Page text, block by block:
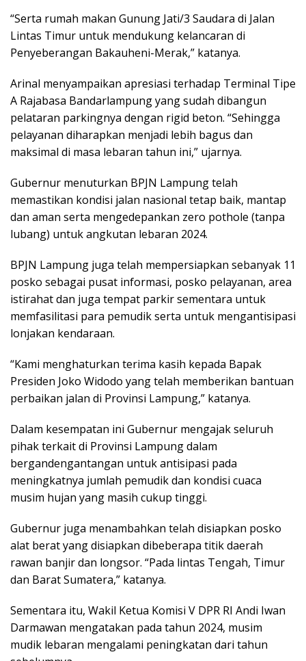
“Serta rumah makan Gunung Jati/3 Saudara di Jalan
Lintas Timur untuk mendukung kelancaran di
Penyeberangan Bakauheni-Merak,” katanya.
Arinal menyampaikan apresiasi terhadap Terminal Tipe
A Rajabasa Bandarlampung yang sudah dibangun
pelataran parkingnya dengan rigid beton. “Sehingga
pelayanan diharapkan menjadi lebih bagus dan
maksimal di masa lebaran tahun ini,” ujarnya.
Gubernur menuturkan BPJN Lampung telah
memastikan kondisi jalan nasional tetap baik, mantap
dan aman serta mengedepankan zero pothole (tanpa
lubang) untuk angkutan lebaran 2024.
BPJN Lampung juga telah mempersiapkan sebanyak 11
posko sebagai pusat informasi, posko pelayanan, area
istirahat dan juga tempat parkir sementara untuk
memfasilitasi para pemudik serta untuk mengantisipasi
lonjakan kendaraan.
“Kami menghaturkan terima kasih kepada Bapak
Presiden Joko Widodo yang telah memberikan bantuan
perbaikan jalan di Provinsi Lampung,” katanya.
Dalam kesempatan ini Gubernur mengajak seluruh
pihak terkait di Provinsi Lampung dalam
bergandengantangan untuk antisipasi pada
meningkatnya jumlah pemudik dan kondisi cuaca
musim hujan yang masih cukup tinggi.
Gubernur juga menambahkan telah disiapkan posko
alat berat yang disiapkan dibeberapa titik daerah
rawan banjir dan longsor. “Pada lintas Tengah, Timur
dan Barat Sumatera,” katanya.
Sementara itu, Wakil Ketua Komisi V DPR RI Andi Iwan
Darmawan mengatakan pada tahun 2024, musim
mudik lebaran mengalami peningkatan dari tahun